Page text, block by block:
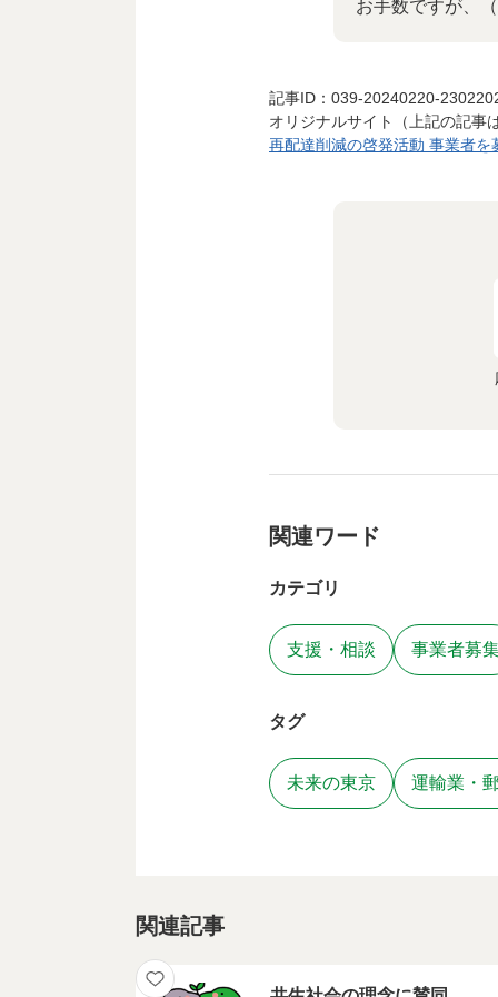
お手数ですが、
記事ID：039-20240220-
オリジナルサイト（上記の記事
再配達削減の啓発活動 事業者
関連ワード
カテゴリ
支援・相談 事業者募
タグ
未来の東京 運輸業・
関連記事